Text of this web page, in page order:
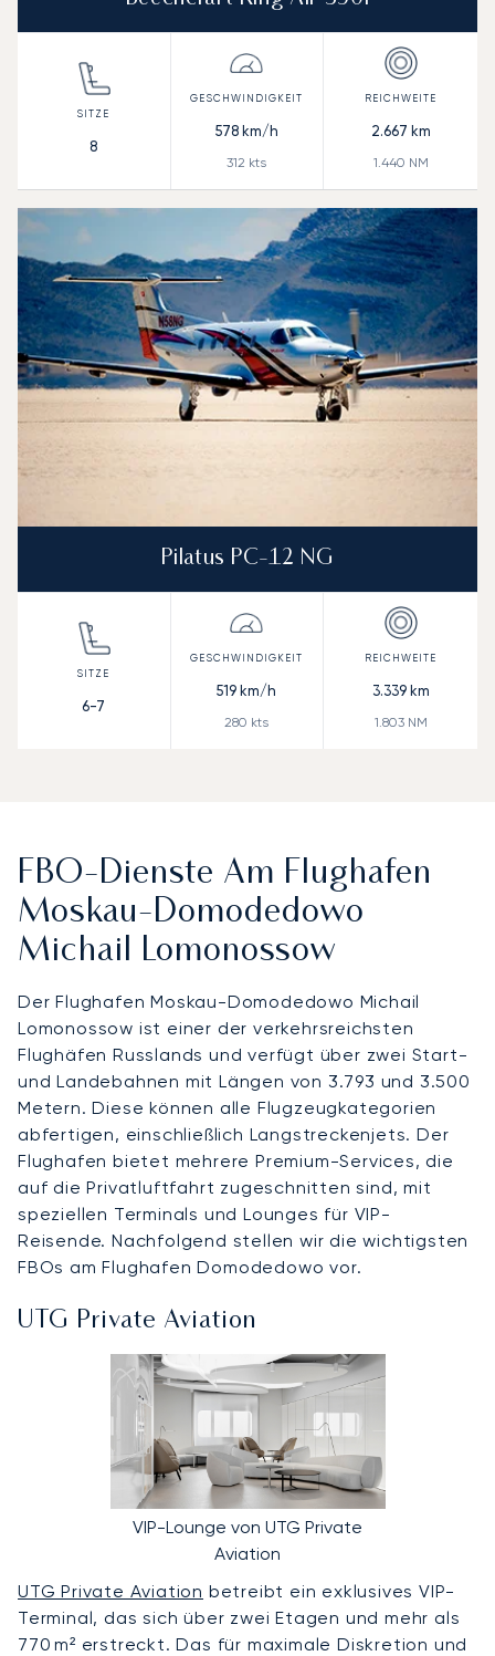
8
578km/h
312 kts
2.667 km
1.440 NM
Pilatus PC-12 NG
6-7
519 km/h
280 kts
3.339km
1.803NM
FBO-Dienste Am Flughafen
Moskau-Domodedowo
Michail Lomonossow
Der Flughafen Moskau-Domodedowo Michail
Lomonossow ist einer der verkehrsreichsten
Flughäfen Russlands und verfügt über zwei Start-
und Landebahnen mit Längen von 3.793 und 3.500
Metern. Diese können alle Flugzeugkategorien
abfertigen, einschließlich Langstreckenjets. Der
Flughafen bietet mehrere Premium-Services, die
auf die Privatluftfahrt zugeschnitten sind, mit
speziellen Terminals und Lounges für VIP-
Reisende. Nachfolgend stellen wir die wichtigsten
FBOs am Flughafen Domodedowo vor.
UTG Private Aviation
VIP-Lounge von UTG Private
Aviation
UTG Private Aviation betreibt ein exklusives VIP-
Terminal, das sich über zwei Etagen und mehr als
770 m² erstreckt. Das für maximale Diskretion und